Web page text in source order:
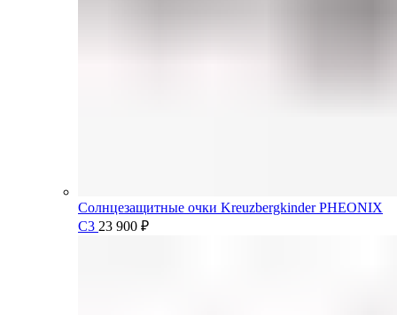
Солнцезащитные очки Kreuzbergkinder PHEONIX
C3 23 900 ₽